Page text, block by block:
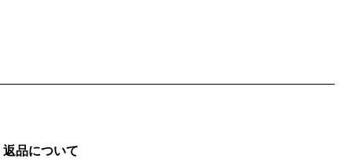
返品について